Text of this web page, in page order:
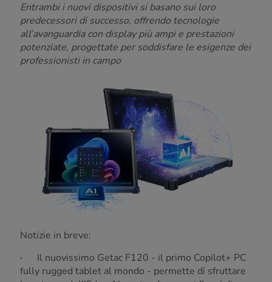
Entrambi i nuovi dispositivi si basano sui loro
predecessori di successo, offrendo tecnologie
all’avanguardia con display più ampi e prestazioni
potenziate, progettate per soddisfare le esigenze dei
professionisti in campo
Notizie in breve:
· Il nuovissimo Getac F120 - il primo Copilot+ PC
fully rugged tablet al mondo - permette di sfruttare